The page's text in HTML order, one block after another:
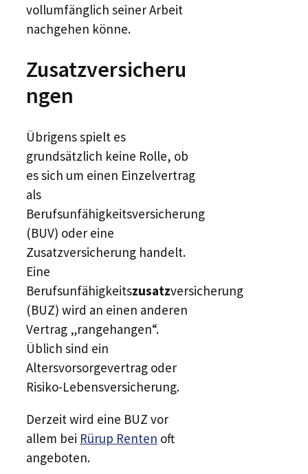
vollumfänglich seiner Arbeit
nachgehen könne.
Zusatzversicheru
ngen
Übrigens spielt es
grundsätzlich keine Rolle, ob
es sich um einen Einzelvertrag
als
Berufsunfähigkeitsversicherung
(BUV) oder eine
Zusatzversicherung handelt.
Eine
Berufsunfähigkeitszusatzversicherung
(BUZ) wird an einen anderen
Vertrag „rangehangen“.
Üblich sind ein
Altersvorsorgevertrag oder
Risiko-Lebensversicherung.
Derzeit wird eine BUZ vor
allem bei Rürup Renten oft
angeboten.